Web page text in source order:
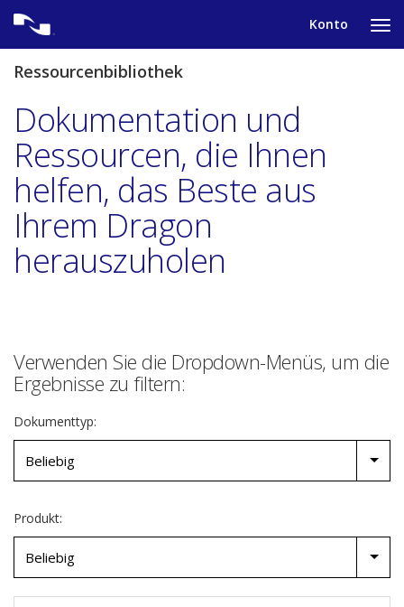
content
Konto
to
Ressourcenbibliothek
Dokumentation und
Ressourcen, die Ihnen
helfen, das Beste aus
Ihrem Dragon
herauszuholen
Verwenden Sie die Dropdown-Menüs, um die
Ergebnisse zu filtern:
Dokumenttyp:
Produkt: